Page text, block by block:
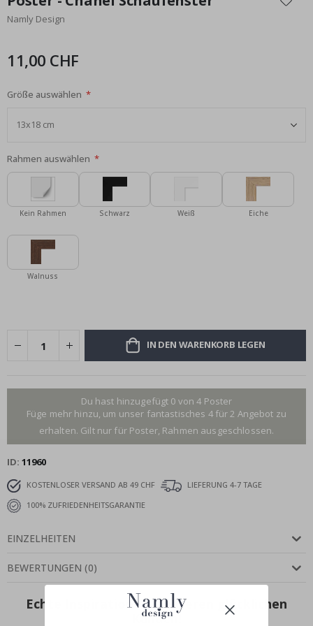
der
Bildgalerie
Namly Design
11,00 CHF
Größe auswählen
Rahmen auswählen
Kein Rahmen Schwarz Weiß Eiche
Walnuss
IN DEN WARENKORB LEGEN
Du hast hinzugefügt 0 von 4 Poster
Füge mehr hinzu, um unser fantastisches 4 für 2 Angebot zu
erhalten. Gilt nur für Poster, Rahmen ausgeschlossen.
ID 11960
KOSTENLOSER VERSAND AB 49 CHF
LIEFERUNG 4-7 TAGE
100% ZUFRIEDENHEITSGARANTIE
EINZELHEITEN
BEWERTUNGEN (0)
Echte Inspiration von unseren glücklichen
Kunden!